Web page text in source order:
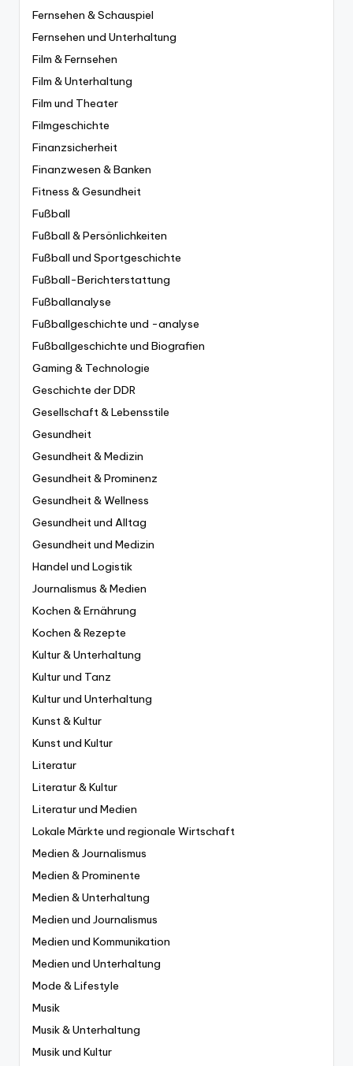
Fernsehen & Schauspiel
Fernsehen und Unterhaltung
Film & Fernsehen
Film & Unterhaltung
Film und Theater
Filmgeschichte
Finanzsicherheit
Finanzwesen & Banken
Fitness & Gesundheit
Fußball
Fußball & Persönlichkeiten
Fußball und Sportgeschichte
Fußball-Berichterstattung
Fußballanalyse
Fußballgeschichte und -analyse
Fußballgeschichte und Biografien
Gaming & Technologie
Geschichte der DDR
Gesellschaft & Lebensstile
Gesundheit
Gesundheit & Medizin
Gesundheit & Prominenz
Gesundheit & Wellness
Gesundheit und Alltag
Gesundheit und Medizin
Handel und Logistik
Journalismus & Medien
Kochen & Ernährung
Kochen & Rezepte
Kultur & Unterhaltung
Kultur und Tanz
Kultur und Unterhaltung
Kunst & Kultur
Kunst und Kultur
Literatur
Literatur & Kultur
Literatur und Medien
Lokale Märkte und regionale Wirtschaft
Medien & Journalismus
Medien & Prominente
Medien & Unterhaltung
Medien und Journalismus
Medien und Kommunikation
Medien und Unterhaltung
Mode & Lifestyle
Musik
Musik & Unterhaltung
Musik und Kultur